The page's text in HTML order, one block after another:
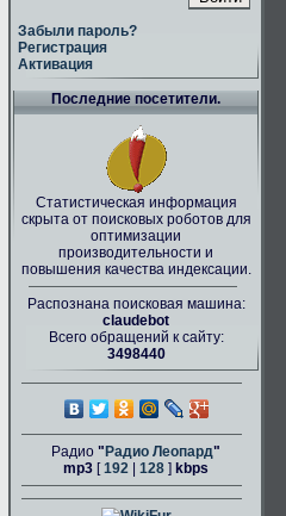
Забыли пароль?
Регистрация
Активация
Последние посетители.
Статистическая информация
скрыта от поисковых роботов для
оптимизации
производительности и
повышения качества индексации.
Распознана поисковая машина:
claudebot
Всего обращений к сайту:
3498440
Радио " Радио Леопард"
mp3 [192 128 ] kbps